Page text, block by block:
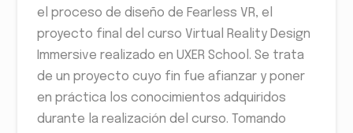
el proceso de diseño de Fearless VR, el
proyecto final del curso Virtual Reality Design
Immersive realizado en UXER School. Se trata
de un proyecto cuyo fin fue afianzar y poner
en práctica los conocimientos adquiridos
durante la realización del curso. Tomando